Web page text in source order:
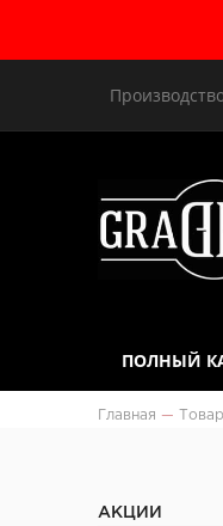
ПОЛНЫЙ
Главная —
АКЦИИ